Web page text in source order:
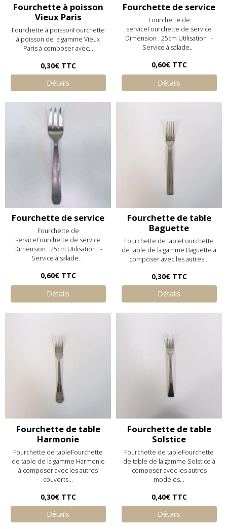
Fourchette à poisson
Vieux Paris
Fourchette à poissonFourchette
à poisson de la gamme Vieux
Paris à composer avec...
0,30€ TTC
Détails
Fourchette de service
Fourchette de
serviceFourchette de service
Dimension : 25cm Utilisation : -
Service à salade..
0,60€ TTC
Détails
Fourchette de service
Fourchette de
serviceFourchette de service
Dimension : 25cm Utilisation : -
Service à salade..
0,60€ TTC
Détails
Fourchette de table
Baguette
Fourchette de tableFourchette
de table de la gamme Baguette à
composer avec les autres...
0,30€ TTC
Détails
Fourchette de table
Harmonie
Fourchette de tableFourchette
de table de la gamme Harmonie
à composer avec les autres
couverts...
0,30€ TTC
Détails
Fourchette de table
Solstice
Fourchette de tableFourchette
de table de la gamme Solstice à
composer avec les autres
modèles...
0,40€ TTC
Détails